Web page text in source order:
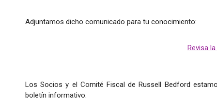
Adjuntamos dicho comunicado para tu conocimiento:
Revisa
Los Socios y el Comité Fiscal de Russell Bedford
boletín informativo.